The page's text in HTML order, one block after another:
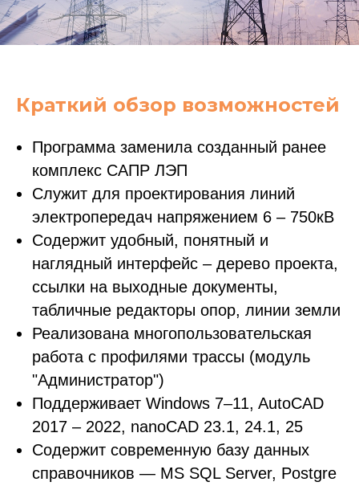
Краткий обзор возможностей
Программа заменила созданный ранее
комплекс САПР ЛЭП
Служит для проектирования линий
электропередач напряжением 6 – 750кВ
Содержит удобный, понятный и
наглядный интерфейс – дерево проекта,
ссылки на выходные документы,
табличные редакторы опор, линии земли
Реализована многопользовательская
работа с профилями трассы (модуль
"Администратор")
Поддерживает Windows 7–11, AutoCAD
2017 – 2022, nanoCAD 23.1, 24.1, 25
Содержит современную базу данных
справочников — MS SQL Server, Postgre